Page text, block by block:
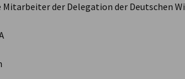
der Delegation der Deutschen